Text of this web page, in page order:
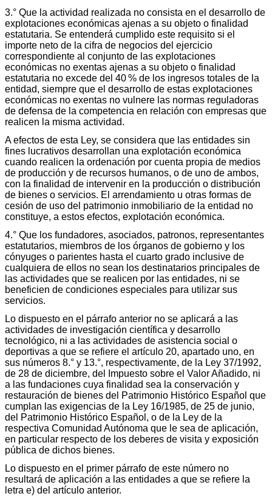
3.° Que la actividad realizada no consista en el desarrollo de
explotaciones económicas ajenas a su objeto o finalidad
estatutaria. Se entenderá cumplido este requisito si el
importe neto de la cifra de negocios del ejercicio
correspondiente al conjunto de las explotaciones
económicas no exentas ajenas a su objeto o finalidad
estatutaria no excede del 40 % de los ingresos totales de la
entidad, siempre que el desarrollo de estas explotaciones
económicas no exentas no vulnere las normas reguladoras
de defensa de la competencia en relación con empresas que
realicen la misma actividad.
A efectos de esta Ley, se considera que las entidades sin
fines lucrativos desarrollan una explotación económica
cuando realicen la ordenación por cuenta propia de medios
de producción y de recursos humanos, o de uno de ambos,
con la finalidad de intervenir en la producción o distribución
de bienes o servicios. El arrendamiento u otras formas de
cesión de uso del patrimonio inmobiliario de la entidad no
constituye, a estos efectos, explotación económica.
4.° Que los fundadores, asociados, patronos, representantes
estatutarios, miembros de los órganos de gobierno y los
cónyuges o parientes hasta el cuarto grado inclusive de
cualquiera de ellos no sean los destinatarios principales de
las actividades que se realicen por las entidades, ni se
beneficien de condiciones especiales para utilizar sus
servicios.
Lo dispuesto en el párrafo anterior no se aplicará a las
actividades de investigación científica y desarrollo
tecnológico, ni a las actividades de asistencia social o
deportivas a que se refiere el artículo 20, apartado uno, en
sus números 8.° y 13.°, respectivamente, de la Ley 37/1992,
de 28 de diciembre, del Impuesto sobre el Valor Añadido, ni
a las fundaciones cuya finalidad sea la conservación y
restauración de bienes del Patrimonio Histórico Español que
cumplan las exigencias de la Ley 16/1985, de 25 de junio,
del Patrimonio Histórico Español, o de la Ley de la
respectiva Comunidad Autónoma que le sea de aplicación,
en particular respecto de los deberes de visita y exposición
pública de dichos bienes.
Lo dispuesto en el primer párrafo de este número no
resultará de aplicación a las entidades a que se refiere la
letra e) del artículo anterior.